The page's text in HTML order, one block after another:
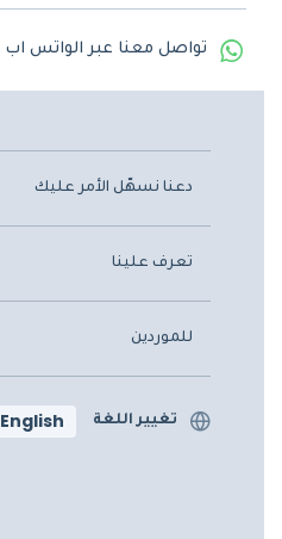
تواصل معنا عبر الواتس اب
دعنا نسهّل الأمر عليك
تعرف علينا
للموردين
تغيير اللغة English